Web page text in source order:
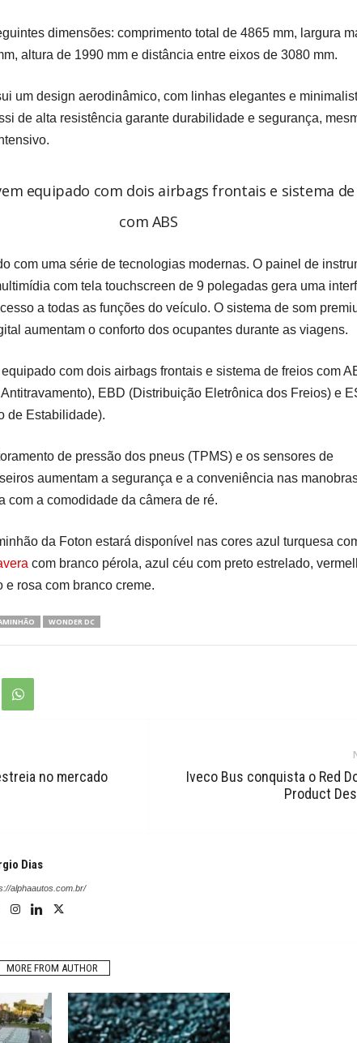
dimensões: comprimento total de 4865 mm, largura
altura de 1990 mm e distância entre eixos de 3080 mm.
um design aerodinâmico, com linhas elegantes e
de alta resistência garante durabilidade e segurança,
equipado com dois airbags frontais e sistema
com ABS
com uma série de tecnologias modernas. O painel de
com tela touchscreen de 9 polegadas gera uma
a todas as funções do veículo. O sistema de som
aumentam o conforto dos ocupantes durante as viagens.
com dois airbags frontais e sistema de freios com
EBD (Distribuição Eletrônica dos Freios) e
de Estabilidade).
de pressão dos pneus (TPMS) e os sensores de
aumentam a segurança e a conveniência nas
com a comodidade da câmera de ré.
da Foton estará disponível nas cores azul turquesa
com branco pérola, azul céu com preto estrelado,
e rosa com branco creme.
WONDER DC
no mercado
Iveco Bus conquista o Red
Product
Dias
alphaautos.com.br/
MORE FROM AUTHOR